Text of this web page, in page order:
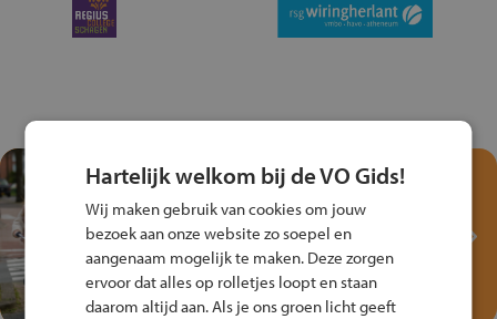
Test je kennis met het
Fiets Veilig
Verkeersspel!
Speel het Fiets Veilig Verkeersspel
en win een Cortina-fiets!
Hartelijk welkom bij de VO Gids!
Wij maken gebruik van cookies om jouw
bezoek aan onze website zo soepel en
aangenaam mogelijk te maken. Deze zorgen
ervoor dat alles op rolletjes loopt en staan
daarom altijd aan. Als je ons groen licht geeft